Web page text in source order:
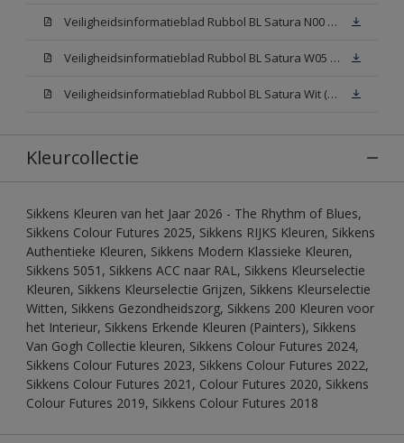
Veiligheidsinformatieblad Rubbol BL Satura N00 (MSDS)
Veiligheidsinformatieblad Rubbol BL Satura W05 (MSDS)
Veiligheidsinformatieblad Rubbol BL Satura Wit (MSDS)
Kleurcollectie
Sikkens Kleuren van het Jaar 2026 - The Rhythm of Blues,
Sikkens Colour Futures 2025, Sikkens RIJKS Kleuren, Sikkens
Authentieke Kleuren, Sikkens Modern Klassieke Kleuren,
Sikkens 5051, Sikkens ACC naar RAL, Sikkens Kleurselectie
Kleuren, Sikkens Kleurselectie Grijzen, Sikkens Kleurselectie
Witten, Sikkens Gezondheidszorg, Sikkens 200 Kleuren voor
het Interieur, Sikkens Erkende Kleuren (Painters), Sikkens
Van Gogh Collectie kleuren, Sikkens Colour Futures 2024,
Sikkens Colour Futures 2023, Sikkens Colour Futures 2022,
Sikkens Colour Futures 2021, Colour Futures 2020, Sikkens
Colour Futures 2019, Sikkens Colour Futures 2018